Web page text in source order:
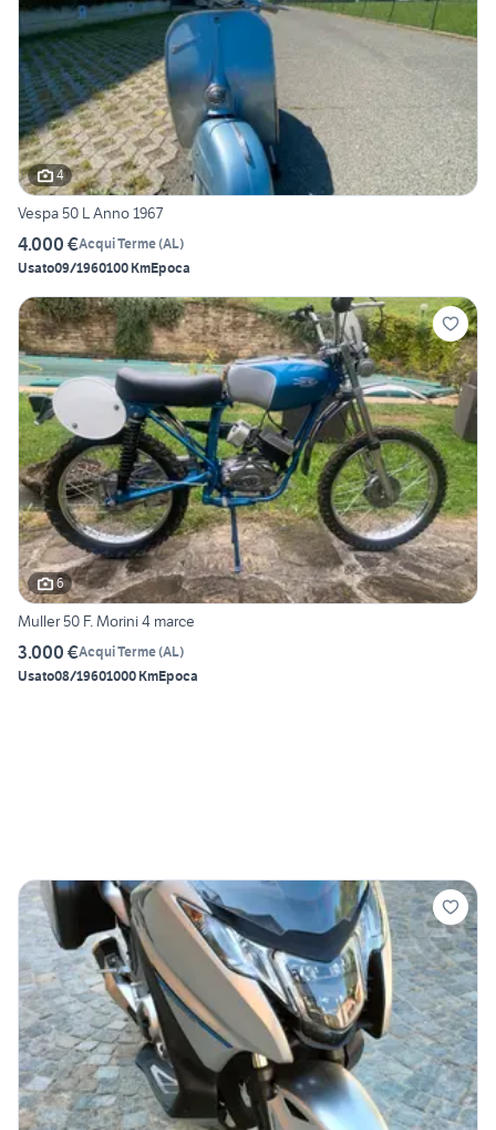
4
Vespa 50 L Anno 1967
4.000 €Acqui Terme(AL)
Usato09/1960100 KmEpoca
6
Muller 50 F. Morini 4 marce
3.000 €Acqui Terme(AL)
Usato08/19601000 KmEpoca